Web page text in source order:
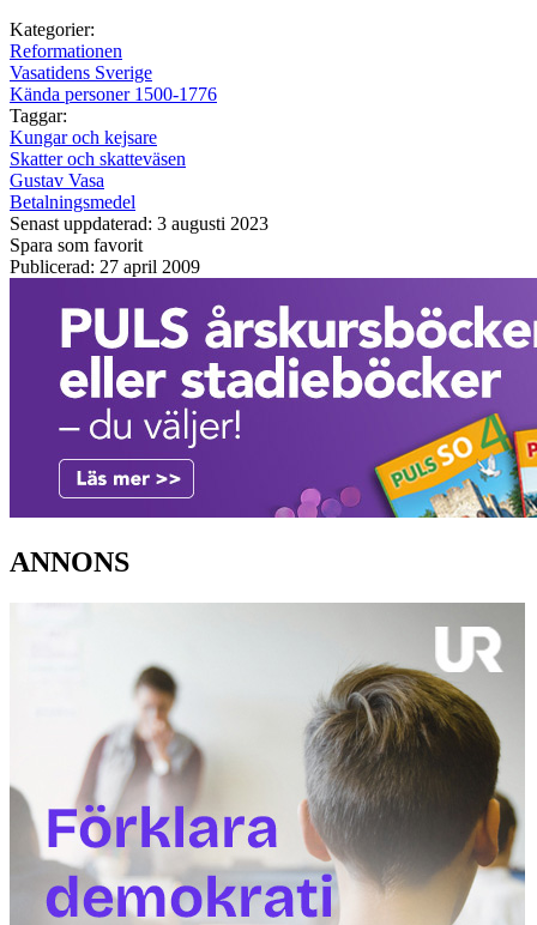
Kategorier:
Reformationen
Vasatidens Sverige
Kända personer 1500-1776
Taggar:
Kungar och kejsare
Skatter och skatteväsen
Gustav Vasa
Betalningsmedel
Senast uppdaterad: 3 augusti 2023
Spara som favorit
Publicerad: 27 april 2009
ANNONS